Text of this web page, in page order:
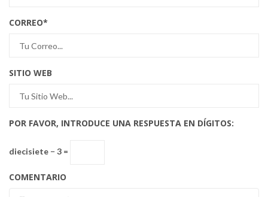
CORREO*
SITIO WEB
POR FAVOR, INTRODUCE UNA RESPUESTA EN DÍGITOS:
diecisiete − 3 =
COMENTARIO